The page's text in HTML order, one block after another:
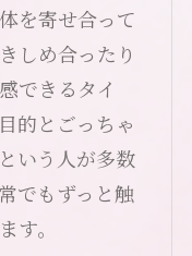
を寄せ合って
しめ合ったり
できるタイ
的とごっちゃ
いう人が多数
でもずっと触
す。